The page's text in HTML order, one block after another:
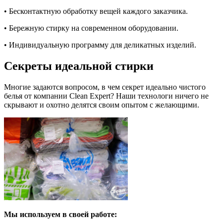
• Бесконтактную обработку вещей каждого заказчика.
• Бережную стирку на современном оборудовании.
• Индивидуальную программу для деликатных изделий.
Секреты идеальной стирки
Многие задаются вопросом, в чем секрет идеально чистого
белья от компании Clean Expert? Наши технологи ничего не
скрывают и охотно делятся своим опытом с желающими.
Мы используем в своей работе: